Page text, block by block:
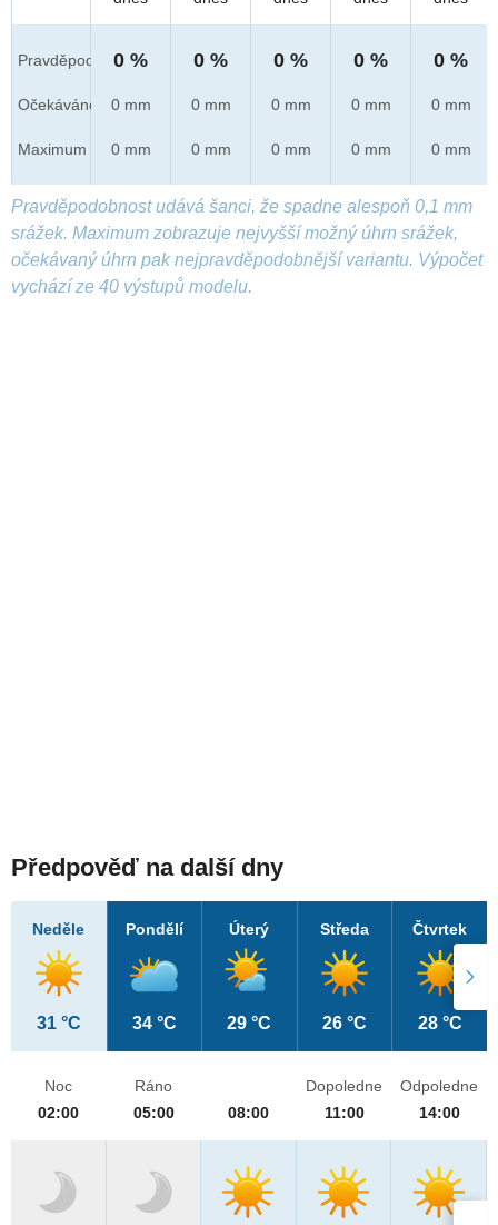
Pravděpod.
Očekáváno
Maximum
0 %
0 mm
0 mm
0 %
0 mm
0 mm
0 %
0 mm
0 mm
0 %
0 mm
0 mm
0 %
0 mm
0 mm
Pravděpodobnost udává šanci, že spadne alespoň 0,1 mm
srážek. Maximum zobrazuje nejvyšší možný úhrn srážek,
očekávaný úhrn pak nejpravděpodobnější variantu. Výpočet
vychází ze 40 výstupů modelu.
Předpověď na další dny
Neděle
31 °C
Pondělí
34 °C
Úterý
29 °C
Středa
26 °C
Čtvrtek
28 °C
Noc
02:00
Ráno
05:00
08:00
Dopoledne
11:00
Odpoledne
14:00